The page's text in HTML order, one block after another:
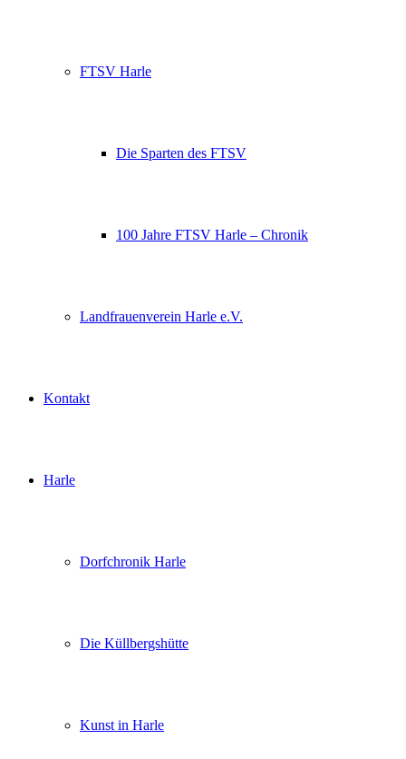
FTSV Harle
Die Sparten des FTSV
100 Jahre FTSV Harle – Chronik
Landfrauenverein Harle e.V.
Kontakt
Harle
Dorfchronik Harle
Die Küllbergshütte
Kunst in Harle